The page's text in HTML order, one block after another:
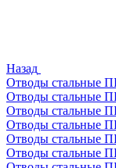
Назад
Отводы стальные
Отводы стальные
Отводы стальные
Отводы стальные
Отводы стальные
Отводы стальные